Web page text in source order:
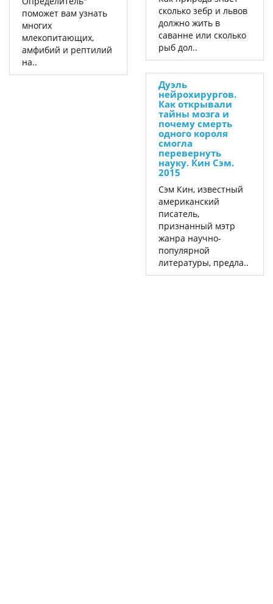
поможет вам узнать
многих
млекопитающих,
амфибий и рептилий
на..
сколько зебр и львов
должно жить в
саванне или сколько
рыб дол..
Дуэль
нейрохирургов.
Как открывали
тайны мозга и
почему смерть
одного короля
смогла
перевернуть
науку. Кин Сэм.
2015
Сэм Кин, известный
американский
писатель,
признанный мэтр
жанра научно-
популярной
литературы, предла..